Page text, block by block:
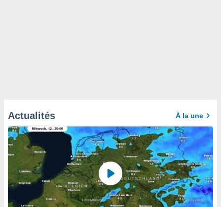
Actualités À la une